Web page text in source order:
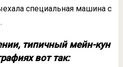
специальная машина с
типичный мейн-кун
вот так: